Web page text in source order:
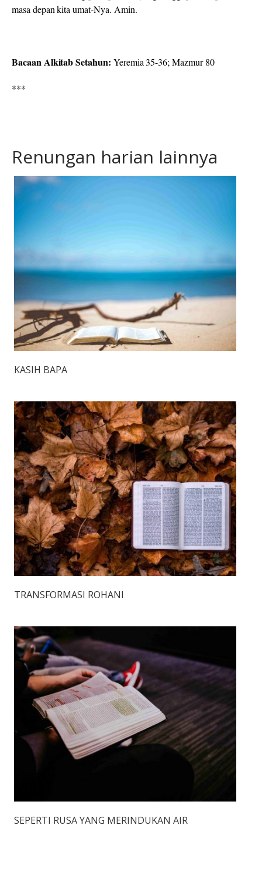
masa depan kita umat-Nya. Amin.
Bacaan Alkitab Setahun: Yeremia 35-36; Mazmur 80
***
Renungan harian lainnya
KASIH BAPA
TRANSFORMASI ROHANI
SEPERTI RUSA YANG MERINDUKAN AIR